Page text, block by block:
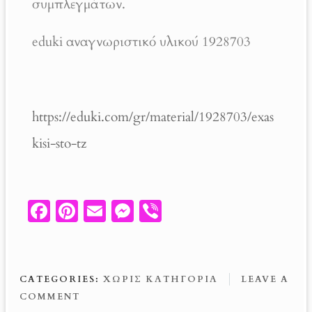
συμπλεγμάτων.
eduki αναγνωριστικό υλικού 1928703
https://eduki.com/gr/material/1928703/exas
kisi-sto-tz
Fa
o
o
Pi
es
t
E M
n
CATEGORIES: ΧΩΡΊΣ ΚΑΤΗΓΟΡΊΑ
LEAVE A
COMMENT